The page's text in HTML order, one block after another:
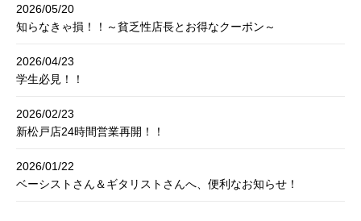
2026/05/20
知らなきゃ損！！～貧乏性店長とお得なクーポン～
2026/04/23
学生必見！！
2026/02/23
新松戸店24時間営業再開！！
2026/01/22
ベーシストさん＆ギタリストさんへ、便利なお知らせ！